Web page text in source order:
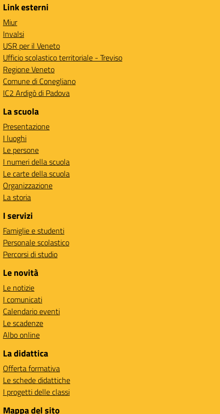
Link esterni
Miur
Invalsi
USR per il Veneto
Ufficio scolastico territoriale - Treviso
Regione Veneto
Comune di Conegliano
IC2 Ardigò di Padova
La scuola
Presentazione
I luoghi
Le persone
I numeri della scuola
Le carte della scuola
Organizzazione
La storia
I servizi
Famiglie e studenti
Personale scolastico
Percorsi di studio
Le novità
Le notizie
I comunicati
Calendario eventi
Le scadenze
Albo online
La didattica
Offerta formativa
Le schede didattiche
I progetti delle classi
Mappa del sito